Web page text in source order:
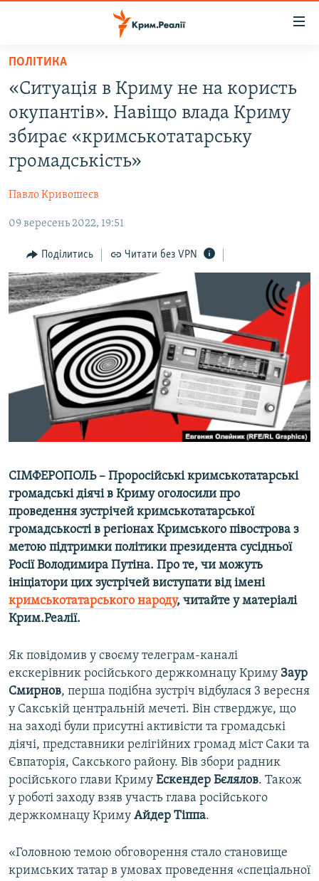
Перейти
основного
матеріалу
Перейти
до
основної
Перейти
до
ВОДА.КРИМ
ВІДЕО ТА ФОТО
ПОГЛЯД
ІНТЕРВ'Ю
ВСЕ ЗА ДЕНЬ
СПЕЦПРОЕКТИ
ДЕПОРТАЦІЯ
ВІДЕОУРОКИ «ELIFBE»
СВІДЧЕННЯ ОКУПАЦІЇ
УКРАЇНСЬКА ПРОБЛЕМА КРИМУ
ІНФОГРАФІКА
ЯК ОБІЙТИ БЛОКУВАННЯ
Русский
Qırımtatar
ДОЛУЧАЙСЯ!
Усі сайти RFE/RL
ПОЛІТИКА
«Ситуація в Криму не на користь
окупантів». Навіщо влада Криму
збирає «кримськотатарську
громадськість»
Павло Кривошеєв
09 вересень 2022, 19:51
Поділитись Читати без VPN
СІМФЕРОПОЛЬ – Проросійські кримськотатарські
громадські діячі в Криму оголосили про
проведення зустрічей кримськотатарської
громадськості в регіонах Кримського півострова з
метою підтримки політики президента сусідньої
Росії Володимира Путіна. Про те, чи можуть
ініціатори цих зустрічей виступати від імені
кримськотатарського народу, читайте у матеріалі
Крим.Реалії.
Як повідомив у своєму телеграм-каналі
екскерівник російського держкомнацу Криму Заур
Смирнов, перша подібна зустріч відбулася 3 вересня
у Сакській центральній мечеті. Він стверджує, що
на заході були присутні активісти та громадські
діячі, представники релігійних громад міст Саки та
Євпаторія, Сакського району. Вів збори радник
російського глави Криму Ескендер Бєлялов. Також
у роботі заходу взяв участь глава російського
держкомнацу Криму Айдер Тіппа.
«Головною темою обговорення стало становище
кримських татар в умовах проведення «спеціальної